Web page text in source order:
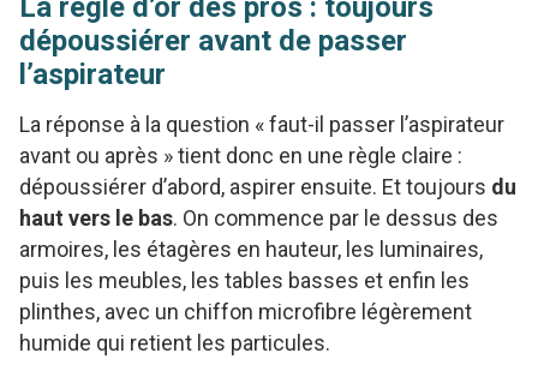
La règle d’or des pros : toujours
dépoussiérer avant de passer
l’aspirateur
La réponse à la question « faut-il passer l’aspirateur
avant ou après » tient donc en une règle claire :
dépoussiérer d’abord, aspirer ensuite. Et toujours du
haut vers le bas. On commence par le dessus des
armoires, les étagères en hauteur, les luminaires,
puis les meubles, les tables basses et enfin les
plinthes, avec un chiffon microfibre légèrement
humide qui retient les particules.